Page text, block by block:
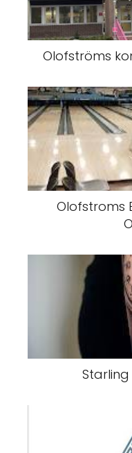
Olofströms
Olofstroms